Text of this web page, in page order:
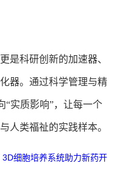
是科研创新的加速器、
器。通过科学管理与精
“实质影响”，让每一个
人类福祉的实践样本。